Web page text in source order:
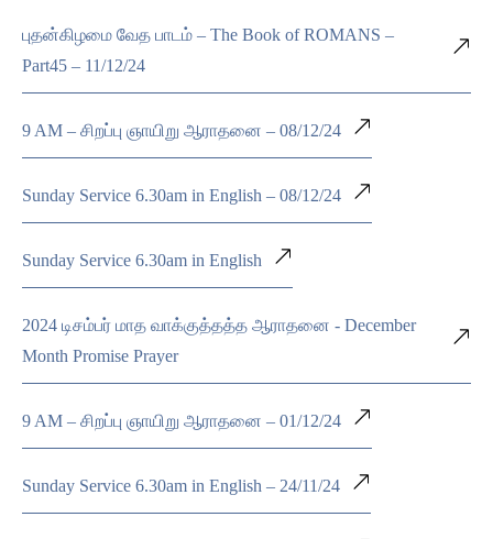
புதன்கிழமை வேத பாடம் – The Book of ROMANS –
Part45 – 11/12/24
9 AM – சிறப்பு ஞாயிறு ஆராதனை – 08/12/24
Sunday Service 6.30am in English – 08/12/24
Sunday Service 6.30am in English
2024 டிசம்பர் மாத வாக்குத்தத்த ஆராதனை - December
Month Promise Prayer
9 AM – சிறப்பு ஞாயிறு ஆராதனை – 01/12/24
Sunday Service 6.30am in English – 24/11/24